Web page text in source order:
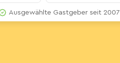
Ausgewählte Gastgeber seit 2007